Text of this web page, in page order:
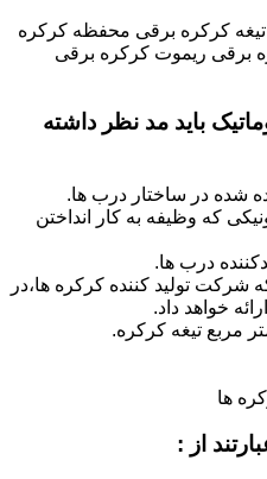
کرکره برقی محفظه کرکره
برقی ریموت کرکره برقی
باید مد نظر داشته
شده در ساختار درب ها.
که وظیفه به کار انداختن
درب ها.
تولید کننده کرکره ها،در
خواهد داد.
مربع تیغه کرکره.
ها
از :